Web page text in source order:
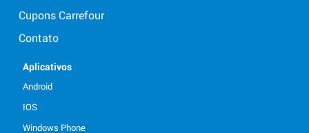
Cupons Carrefour
Contato
Aplicativos
Android
IOS
Windows Phone